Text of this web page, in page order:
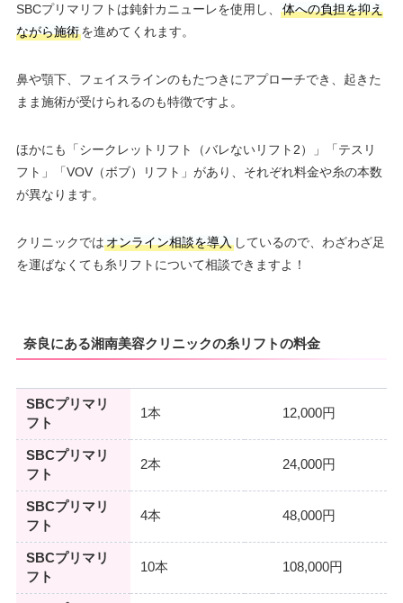
SBCプリマリフトは鈍針カニューレを使用し、
体への負担を抑え
ながら施術を進めてくれます。
鼻や顎下、フェイスラインのもたつきにアプローチでき、起きた
まま施術が受けられるのも特徴ですよ。
ほかにも「シークレットリフト（バレないリフト2）」「テスリ
フト」「VOV（ボブ）リフト」があり、それぞれ料金や糸の本数
が異なります。
クリニックではオンライン相談を導入しているので、わざわざ足
を運ばなくても糸リフトについて相談できますよ！
奈良にある湘南美容クリニックの糸リフトの料金
SBCプリマリ
フト
1本 12,000円
SBCプリマリ
フト
2本 24,000円
SBCプリマリ
フト
4本 48,000円
SBCプリマリ
フト
10本 108,000円